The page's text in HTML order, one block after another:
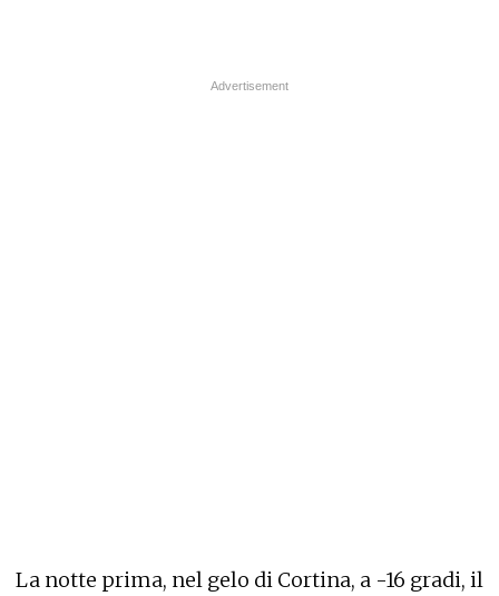
La notte prima, nel gelo di Cortina, a -16 gradi, il